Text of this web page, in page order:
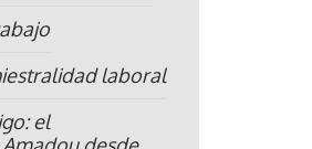
laboral
el